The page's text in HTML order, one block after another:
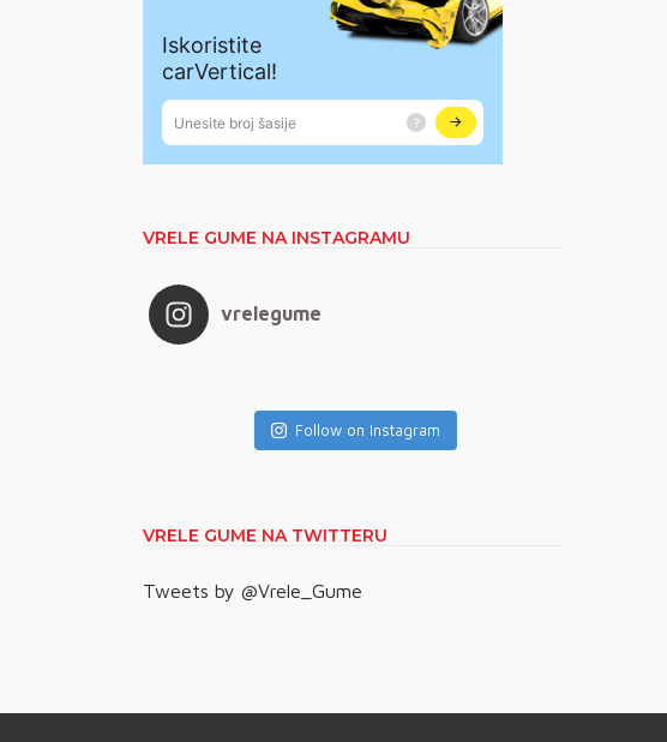
VRELE GUME NA INSTAGRAMU
vrelegume
Follow on Instagram
VRELE GUME NA TWITTERU
Tweets by @Vrele_Gume